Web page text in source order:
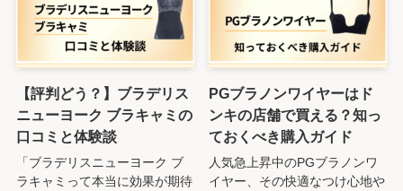
【評判どう？】ブラデリス
ニューヨーク ブラキャミの
口コミと体験談
「ブラデリスニューヨーク ブ
ラキャミって本当に効果が期待
PGブラノンワイヤーはド
ンキの店舗で買える？知っ
ておくべき購入ガイド
人気急上昇中のPGブラノンワ
イヤー、その快適なつけ心地や